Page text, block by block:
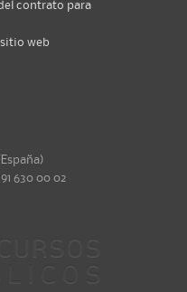
contrato para
web
91 630 00 02